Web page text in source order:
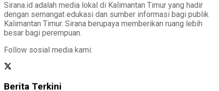
Sirana.id adalah media lokal di Kalimantan Timur yang hadir
dengan semangat edukasi dan sumber informasi bagi publik
Kalimantan Timur. Sirana berupaya memberikan ruang lebih
besar bagi perempuan.
Follow sosial media kami:
Berita Terkini